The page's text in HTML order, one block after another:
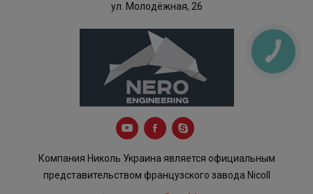
ул. Молодёжная, 26
Компания Николь Украина является официальным
представительством французского завода Nicoll
КНОПКА
ЗВ'ЯЗКУ